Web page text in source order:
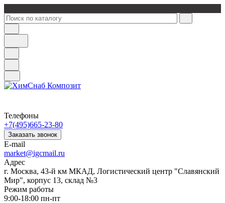
Телефоны
+7(495)665-23-80
Заказать звонок
E-mail
market@igcmail.ru
Адрес
г. Москва, 43-й км МКАД, Логистический центр "Славянский
Мир", корпус 13, склад №3
Режим работы
9:00-18:00 пн-пт